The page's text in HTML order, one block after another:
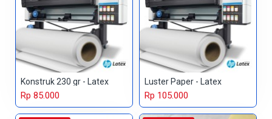
Konstruk 230 gr - Latex
Rp 85.000
Luster Paper - Latex
Rp 105.000